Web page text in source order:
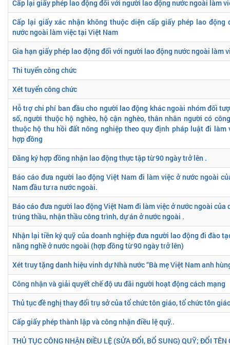
Cấp lại giấy phép lao động đối với người lao động nước ngoài làm
Cấp lại giấy xác nhận không thuộc diện cấp giấy phép lao động
nước ngoài làm việc tại Việt Nam
Gia hạn giấy phép lao động đối với người lao động nước ngoài làm
Thi tuyển công chức
Xét tuyển công chức
Hỗ trợ chi phí ban đầu cho người lao động khác ngoài nhóm đối
số, người thuộc hộ nghèo, hộ cận nghèo, thân nhân người có
thuộc hộ thu hồi đất nông nghiệp theo quy định pháp luật đi làm
hợp đồng
Đăng ký hợp đồng nhận lao động thực tập từ 90 ngày trở lên .
Báo cáo đưa người lao động Việt Nam đi làm việc ở nước ngoài
Nam đầu tư ra nước ngoài.
Báo cáo đưa người lao động Việt Nam đi làm việc ở nước ngoài của
trúng thầu, nhận thầu công trình, dự án ở nước ngoài .
Nhận lại tiền ký quỹ của doanh nghiệp đưa người lao động đi đào
năng nghề ở nước ngoài (hợp đồng từ 90 ngày trở lên)
Xét truy tặng danh hiệu vinh dự Nhà nước “Bà mẹ Việt Nam anh
Công nhận và giải quyết chế độ ưu đãi người hoạt động cách mạng
Thủ tục đề nghị thay đổi trụ sở của tổ chức tôn giáo, tổ chức tôn
Cấp giấy phép thành lập và công nhận điều lệ quỹ..
THỦ TỤC CÔNG NHẬN ĐIỀU LỆ (SỬA ĐỔI, BỔ SUNG) QUỸ; ĐỔI